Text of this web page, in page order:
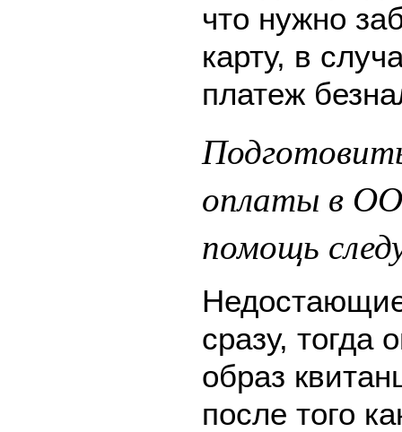
что нужно
карту, в
платеж
оплаты в
помощь
сразу, тогда
образ
после того